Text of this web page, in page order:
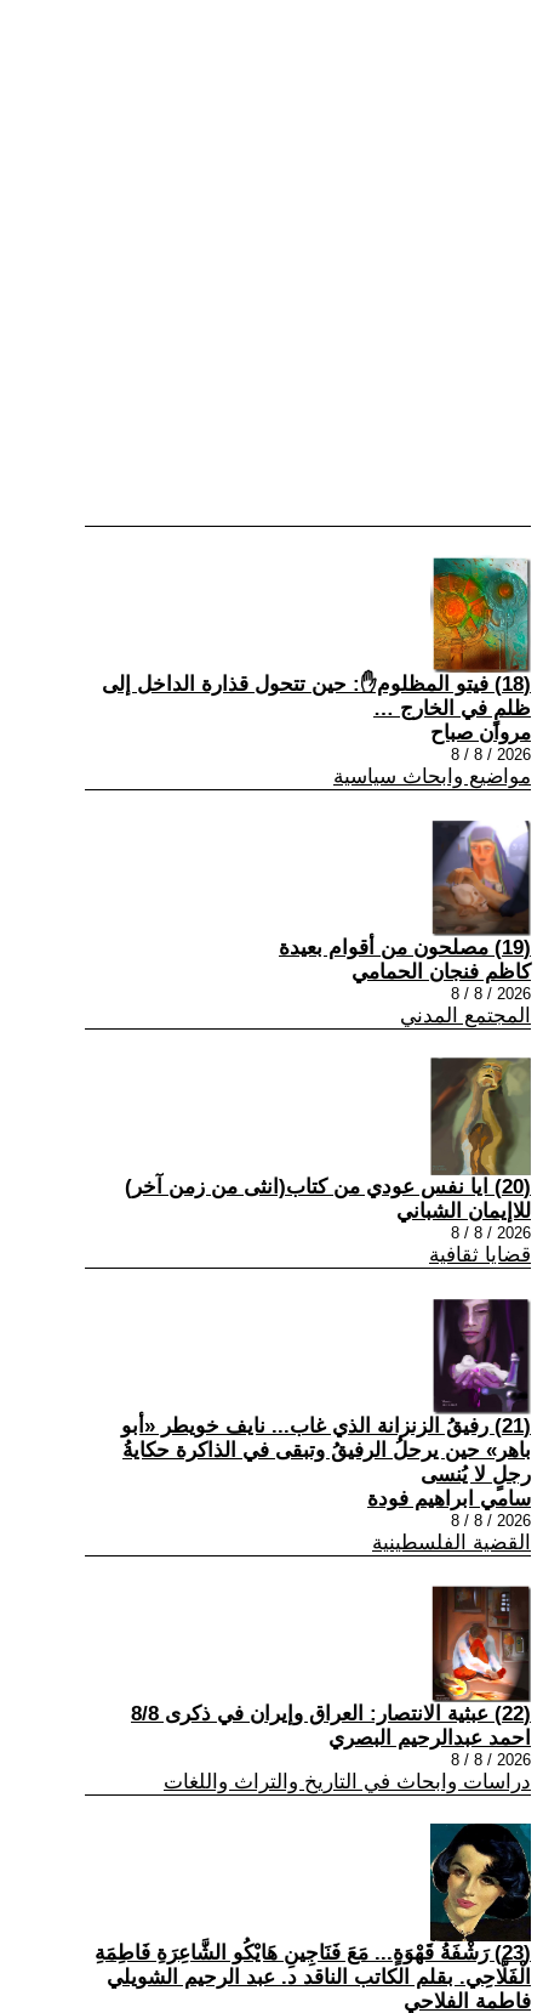
(18) فيتو المظلوم✋: حين تتحول قذارة الداخل إلى
ظلمٍ في الخارج …
مروان صباح
2026 / 8 / 8
مواضيع وابحاث سياسية
(19) مصلحون من أقوام بعيدة
كاظم فنجان الحمامي
2026 / 8 / 8
المجتمع المدني
(20) ايا نفس عودي من كتاب(انثى من زمن آخر)
للاإيمان الشباني
2026 / 8 / 8
قضايا ثقافية
(21) رفيقُ الزنزانة الذي غاب... نايف خويطر «أبو
باهر» حين يرحلُ الرفيقُ وتبقى في الذاكرة حكايةُ
رجلٍ لا يُنسى
سامي ابراهيم فودة
2026 / 8 / 8
القضية الفلسطينية
(22) عبثية الانتصار: العراق وإيران في ذكرى 8/8
احمد عبدالرحيم البصري
2026 / 8 / 8
دراسات وابحاث في التاريخ والتراث واللغات
(23) رَشْفَةُ قَهْوَةٍ... مَعَ فَنَاجِينِ هَايْكُو الشَّاعِرَةِ فَاطِمَةِ
الْفَلَّاحِي. بقلم الكاتب الناقد د. عبد الرحيم الشويلي
فاطمة الفلاحي